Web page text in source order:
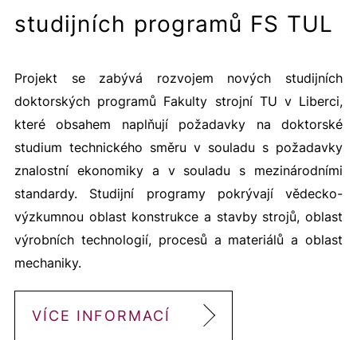
studijních programů FS TUL
Projekt se zabývá rozvojem nových studijních
doktorských programů Fakulty strojní TU v Liberci,
které obsahem naplňují požadavky na doktorské
studium technického směru v souladu s požadavky
znalostní ekonomiky a v souladu s mezinárodními
standardy. Studijní programy pokrývají vědecko-
výzkumnou oblast konstrukce a stavby strojů, oblast
výrobních technologií, procesů a materiálů a oblast
mechaniky.
VÍCE INFORMACÍ